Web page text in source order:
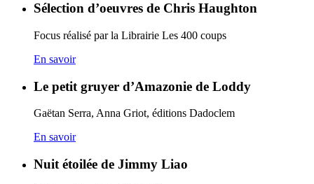
Sélection d’oeuvres de Chris Haughton
Focus réalisé par la Librairie Les 400 coups
En savoir
Le petit gruyer d’Amazonie de Loddy
Gaëtan Serra, Anna Griot, éditions Dadoclem
En savoir
Nuit étoilée de Jimmy Liao